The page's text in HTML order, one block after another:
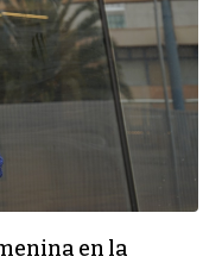
en la